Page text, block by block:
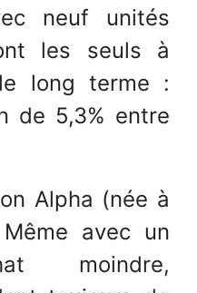
neuf unités
les seuls à
long terme :
de 5,3% entre
Alpha (née à
avec un
moindre,